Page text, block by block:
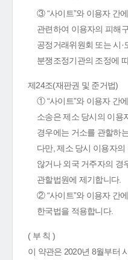
③ “사이트”와 이용자 간
관련하여 이용자의 피해
공정거래위원회 또는 시·
분쟁조정기관의 조정에
제24조(재판권 및 준거법)
① “사이트”와 이용자 간
소송은 제소 당시의 이용
경우에는 거소를 관할하
다만, 제소 당시 이용자
않거나 외국 거주자의 경
관할법원에 제기합니다.
② “사이트”와 이용자 간
한국법을 적용합니다.
( 부 칙 )
이 약관은 2020년 8월부터